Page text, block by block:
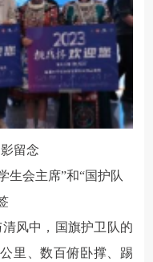
留念
生会主席”和“国护队
风中，国旗护卫队的
里、数百俯卧撑、踢